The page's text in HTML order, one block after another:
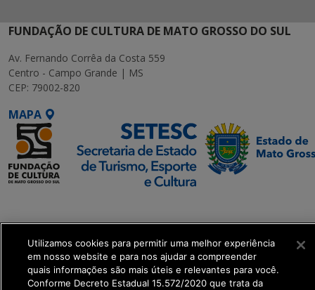
FUNDAÇÃO DE CULTURA DE MATO GROSSO DO SUL
Av. Fernando Corrêa da Costa 559
Centro - Campo Grande | MS
CEP: 79002-820
MAPA
Executiva de
Transformação Digital
get_footer();
Utilizamos cookies para permitir uma melhor experiência
em nosso website e para nos ajudar a compreender
quais informações são mais úteis e relevantes para você.
Conforme Decreto Estadual 15.572/2020 que trata da